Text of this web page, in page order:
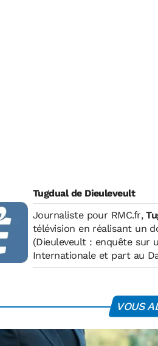
Tugdual de Dieuleveult
Journaliste pour RMC.fr,
télévision en réalisant un
(Dieuleveult : enquête sur
Internationaleet part au
2010, il rejoint l'équipage
collabore avec plusieurs
depuis 2012. Il a intégré
VOUS